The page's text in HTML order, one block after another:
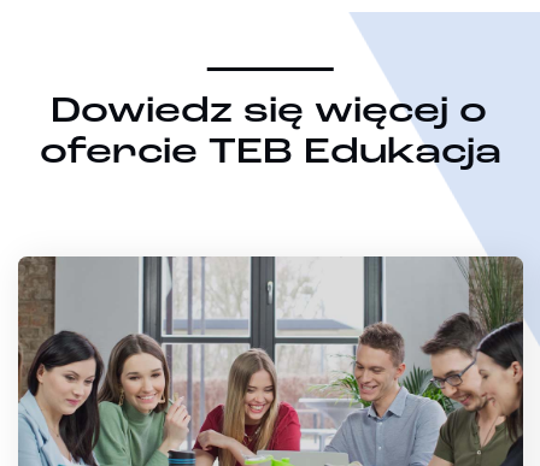
Dowiedz się więcej o
ofercie TEB Edukacja